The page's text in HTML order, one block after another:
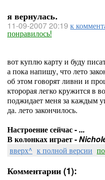
я вернулась.
11-09-2007 20:19 к
понравилось!
вот куплю карту и буду
а пока напишу, что лето
об этом говорят ливни и
кторорая легко кружится в
поджидает меня за каждым
да. лето закончилось.
Настроение сейчас -...
В колонках играет -
вверх^ к полной версии
Комментарии (1):